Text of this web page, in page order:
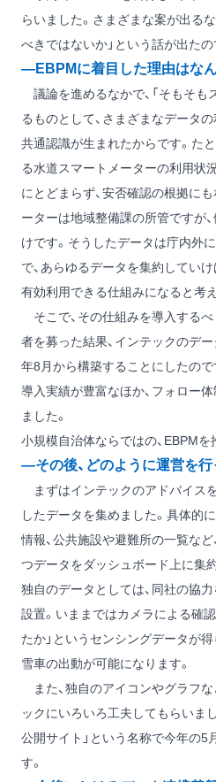
らいました。さまざまな案が出るな
べきではないか」という話が出たの
―EBPMに着目した理由はなん
議論を進めるなかで、「そもそも
るものとして、さまざまなデータ
共通認識が生まれたからです。た
る水道スマートメーターの利用状
にとどまらず、安否確認の根拠に
ーターは地域整備課の所管ですが
けです。そうしたデータは庁内外
で、あらゆるデータを集約してい
有効利用できる仕組みになると考え
そこで、その仕組みを導入する
者を募った結果、インテックのデ
年8月から構築することにしたの
導入実績が豊富なほか、フォロー
ました。
小規模自治体ならではの、EBPM
―その後、どのように運営を行
まずはインテックのアドバイス
したデータを集めました。具体的
情報、公共施設や避難所の一覧など
つデータをダッシュボード上に集
独自のデータとしては、同社の協
設置。いままではカメラによる確
たか」というセンシングデータが
雪車の出動が可能になります。
また、独自のアイコンやグラフな
ックにいろいろ工夫してもらいま
公開サイト」という名称で今年の5
す。